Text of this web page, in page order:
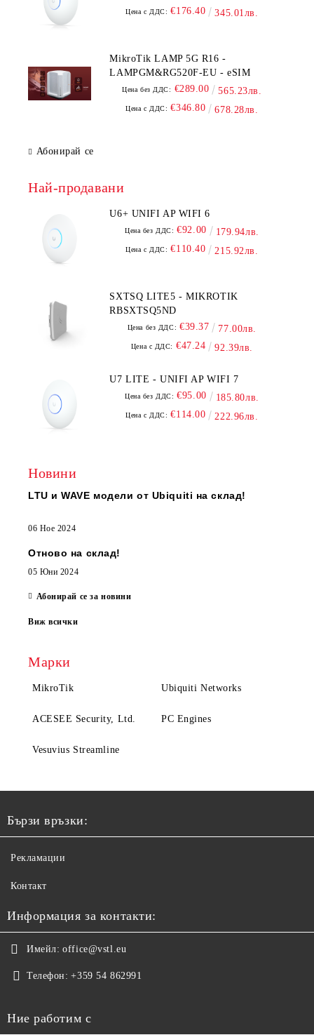
Цена с ДДС: €176.40 345.01лв.
MikroTik LAMP 5G R16 -
LAMPGM&RG520F-EU - eSIM
Цена без ДДС: €289.00 565.23лв.
Цена с ДДС: €346.80 678.28лв.
Абонирай се
Най-продавани
U6+ UNIFI AP WIFI 6
Цена без ДДС: €92.00 179.94лв.
Цена с ДДС: €110.40 215.92лв.
SXTSQ LITE5 - MIKROTIK
RBSXTSQ5ND
Цена без ДДС: €39.37 77.00лв.
Цена с ДДС: €47.24 92.39лв.
U7 LITE - UNIFI AP WIFI 7
Цена без ДДС: €95.00 185.80лв.
Цена с ДДС: €114.00 222.96лв.
Новини
LTU и WAVE модели от Ubiquiti на склад!
06 Ное 2024
Отново на склад!
05 Юни 2024
Абонирай се за новини
Виж всички
Марки
MikroTik Ubiquiti Networks
ACESEE Security, Ltd. PC Engines
Vesuvius Streamline
Бързи връзки:
Рекламации
Контакт
Информация за контакти:
Имейл: office@vstl.eu
Телефон: +359 54 862991
Ние работим с